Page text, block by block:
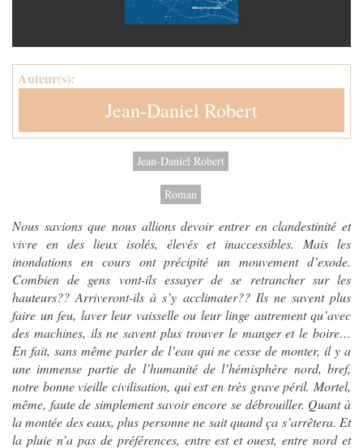
Auteur(s):
Jean-Daniel Robert
Jean-Daniel Robert
Roman
Nous savions que nous allions devoir entrer en clandestinité et
vivre en des lieux isolés, élevés et inaccessibles. Mais les
inondations en cours ont précipité un mouvement d’exode.
Combien de gens vont-ils essayer de se retrancher sur les
hauteurs?? Arriveront-ils à s’y acclimater?? Ils ne savent plus
faire un feu, laver leur vaisselle ou leur linge autrement qu’avec
des machines, ils ne savent plus trouver le manger et le boire…
En fait, sans même parler de l’eau qui ne cesse de monter, il y a
une immense partie de l’humanité de l’hémisphère nord, bref,
notre bonne vieille civilisation, qui est en très grave péril. Mortel,
même, faute de simplement savoir encore se débrouiller. Quant à
la montée des eaux, plus personne ne sait quand ça s’arrêtera. Et
la pluie n’a pas de préférences, entre est et ouest, entre nord et